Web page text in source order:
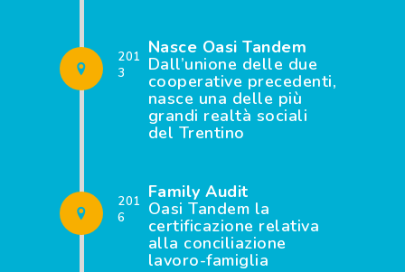
201
3
Nasce Oasi Tandem
Dall’unione delle due
cooperative precedenti,
nasce una delle più
grandi realtà sociali
del Trentino
201
6
Family Audit
Oasi Tandem la
certificazione relativa
alla conciliazione
lavoro-famiglia